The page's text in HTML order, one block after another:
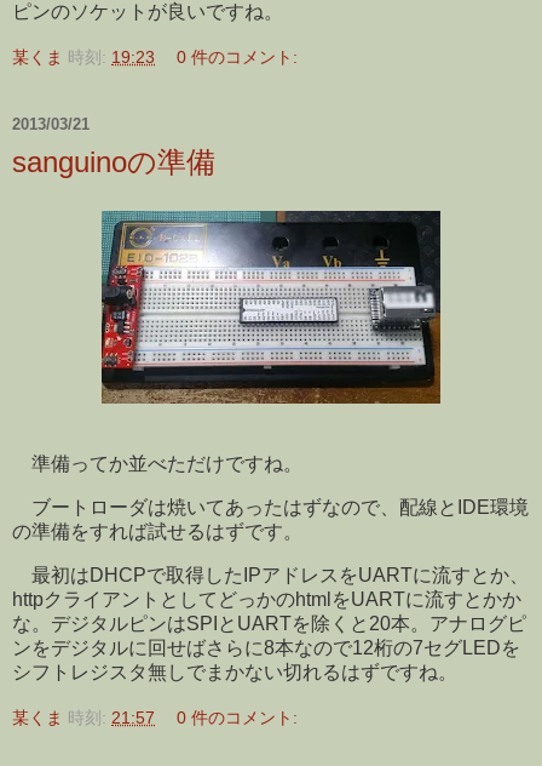
ピンのソケットが良いですね。
某くま 時刻: 19:23 0 件のコメント:
2013/03/21
sanguinoの準備
準備ってか並べただけですね。
ブートローダは焼いてあったはずなので、配線とIDE環境
の準備をすれば試せるはずです。
最初はDHCPで取得したIPアドレスをUARTに流すとか、
httpクライアントとしてどっかのhtmlをUARTに流すとかか
な。デジタルピンはSPIとUARTを除くと20本。アナログピ
ンをデジタルに回せばさらに8本なので12桁の7セグLEDを
シフトレジスタ無しでまかない切れるはずですね。
某くま 時刻: 21:57 0 件のコメント: